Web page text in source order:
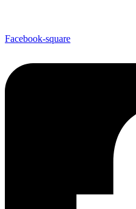
Facebook-square